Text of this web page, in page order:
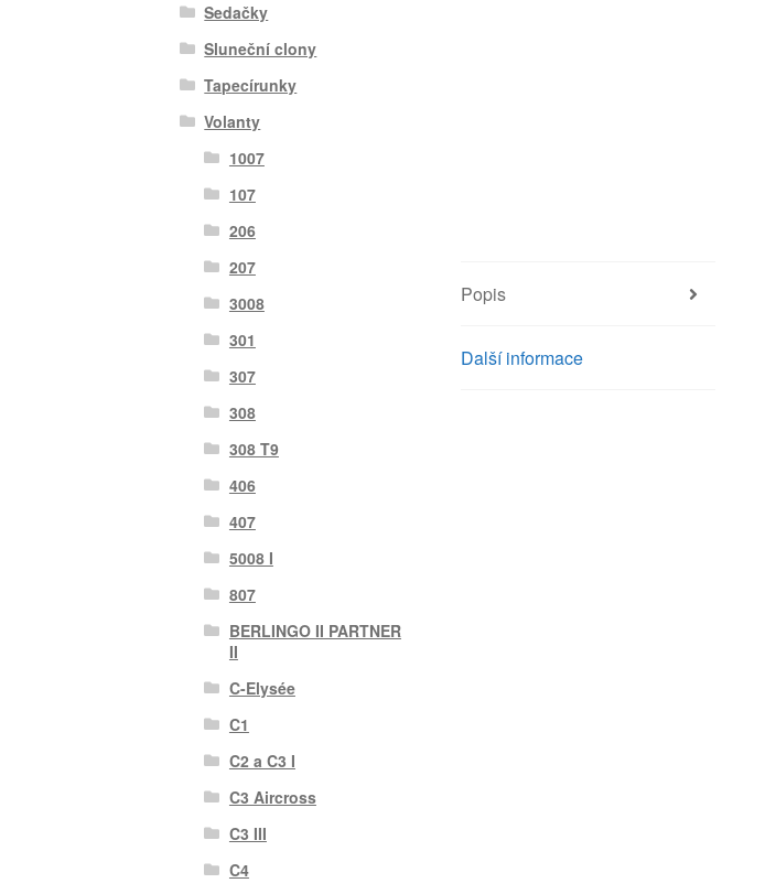
Popis
Další informace
Sedačky
Sluneční clony
Tapecírunky
Volanty
1007
107
206
207
3008
301
307
308
308 T9
406
407
5008 I
807
BERLINGO II PARTNER
II
C-Elysée
C1
C2 a C3 I
C3 Aircross
C3 III
C4